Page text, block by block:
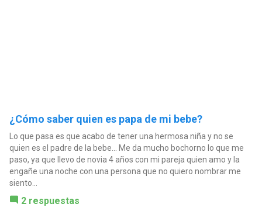
¿Cómo saber quien es papa de mi bebe?
Lo que pasa es que acabo de tener una hermosa niña y no se
quien es el padre de la bebe... Me da mucho bochorno lo que me
paso, ya que llevo de novia 4 años con mi pareja quien amo y la
engañe una noche con una persona que no quiero nombrar me
siento...
2 respuestas